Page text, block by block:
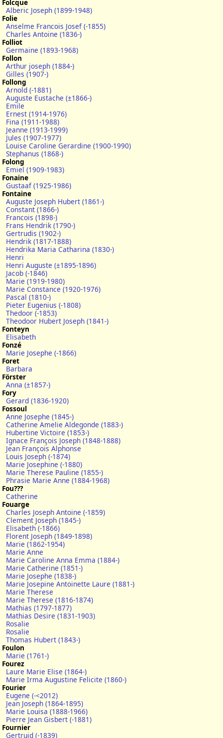
Folcque
Alberic Joseph (1899-1948)
Folie
Anselme Francois Josef (-1855)
Charles Antoine (1836-)
Folliot
Germaine (1893-1968)
Follon
Arthur joseph (1884-)
Gilles (1907-)
Follong
Arnold (-1881)
Auguste Eustache (±1866-)
Emile
Ernest (1914-1976)
Fina (1911-1988)
Jeanne (1913-1999)
Jules (1907-1977)
Louise Caroline Gerardine (1900-1990)
Stephanus (1868-)
Folong
Emiel (1909-1983)
Fonaine
Gustaaf (1925-1986)
Fontaine
Auguste Joseph Hubert (1861-)
Constant (1866-)
Francois (1898-)
Frans Hendrik (1790-)
Gertrudis (1902-)
Hendrik (1817-1888)
Hendrika Maria Catharina (1830-)
Henri
Henri Auguste (±1895-1896)
Jacob (-1846)
Marie (1919-1980)
Marie Constance (1920-1976)
Pascal (1810-)
Pieter Eugenius (-1808)
Thedoor (-1853)
Theodoor Hubert Joseph (1841-)
Fonteyn
Elisabeth
Fonzé
Marie Josephe (-1866)
Foret
Barbara
Förster
Anna (±1857-)
Fory
Gerard (1836-1920)
Fossoul
Anne Josephe (1845-)
Catherine Amelie Aldegonde (1883-)
Hubertine Victoire (1853-)
Ignace François Joseph (1848-1888)
Jean François Alphonse
Louis Joseph (-1874)
Marie Josephine (-1880)
Marie Therese Pauline (1855-)
Phrasie Marie Anne (1884-1968)
Fou???
Catherine
Fouarge
Charles Joseph Antoine (-1859)
Clement Joseph (1845-)
Elisabeth (-1866)
Florent Joseph (1849-1898)
Marie (1862-1954)
Marie Anne
Marie Caroline Anna Emma (1884-)
Marie Catherine (1851-)
Marie Josephe (1838-)
Marie Josepine Antoinette Laure (1881-)
Marie Therese
Marie Therese (1816-1874)
Mathias (1797-1877)
Mathias Desire (1831-1903)
Rosalie
Rosalie
Thomas Hubert (1843-)
Foulon
Marie (1761-)
Fourez
Laure Marie Elise (1864-)
Marie Irma Augustine Felicite (1860-)
Fourier
Eugene (-<2012)
Jean Joseph (1864-1895)
Marie Louisa (1888-1966)
Pierre Jean Gisbert (-1881)
Fournier
Gertruid (-1839)